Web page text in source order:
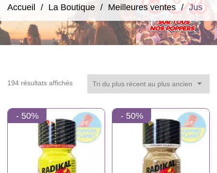
Accueil La Boutique Meilleures ventes Jus
194 résultats affichésTrié
plus
récent
au
plus
ancien
- 50% - 50%